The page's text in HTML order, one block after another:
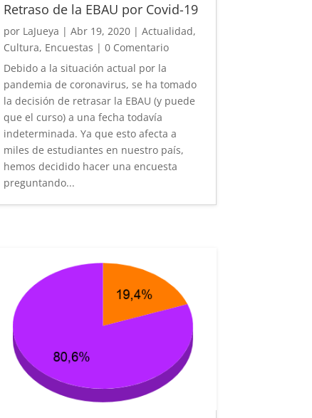
Retraso de la EBAU por Covid-19
por LaJueya | Abr 19, 2020| Actualidad,
Cultura, Encuestas | 0 Comentario
Debido a la situación actual por la
pandemia de coronavirus, se ha tomado
la decisión de retrasar la EBAU (y puede
que el curso) a una fecha todavía
indeterminada. Ya que esto afecta a
miles de estudiantes en nuestro país,
hemos decidido hacer una encuesta
preguntando...